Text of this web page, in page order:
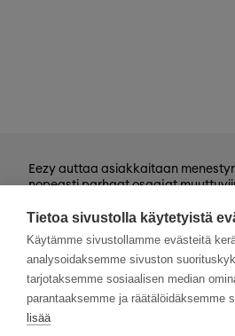
Eezy auttaa asiakkaitaan
nopeasti parhaat osaajat
kevytyrittäjyys ja muut työelämän
asiantuntijapalvelumme tarjoavat
työn ja tekijöiden kohtaamiseen.
Haluamme rakentaa
Eezyä. Toivomme hakemuksia
tulevilta päteviltä hakijoilta.
arvoista ja läpinäkyvää
Tietoa sivustolla käytetyistä
Käytämme sivustollamme evästeitä
analysoidaksemme sivuston
tarjotaksemme sosiaalisen median
parantaaksemme ja räätälöidäksemme
lisää